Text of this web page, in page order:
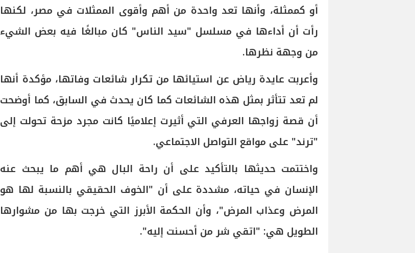
أو كممثلة، وأنها تعد واحدة من أهم وأقوى الممثلات في مصر، لكنها
رأت أن أداءها في مسلسل "سيد الناس" كان مبالغًا فيه بعض الشيء
من وجهة نظرها.
وأعربت عايدة رياض عن استيائها من تكرار شائعات وفاتها، مؤكدة أنها
لم تعد تتأثر بمثل هذه الشائعات كما كان يحدث في السابق، كما أوضحت
أن قصة زواجها العرفي التي أثيرت إعلاميًا كانت مجرد مزحة تحولت إلى
"ترند" على مواقع التواصل الاجتماعي.
واختتمت حديثها بالتأكيد على أن راحة البال هي أهم ما يبحث عنه
الإنسان في حياته، مشددة على أن "الخوف الحقيقي بالنسبة لها هو
المرض وعذاب المرض"، وأن الحكمة الأبرز التي خرجت بها من مشوارها
الطويل هي: "اتقي شر من أحسنت إليه".